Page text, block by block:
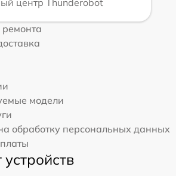
ремонта
модели
обработку персональных данных